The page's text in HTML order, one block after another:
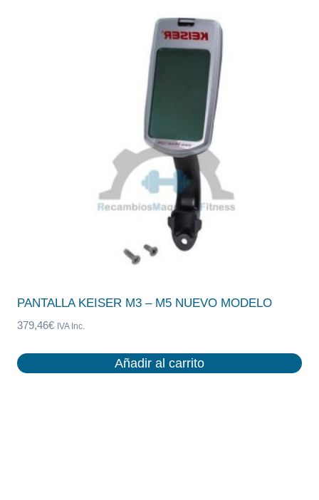
PANTALLA KEISER M3 – M5 NUEVO MODELO
379,46€ IVA Inc.
Añadir al carrito